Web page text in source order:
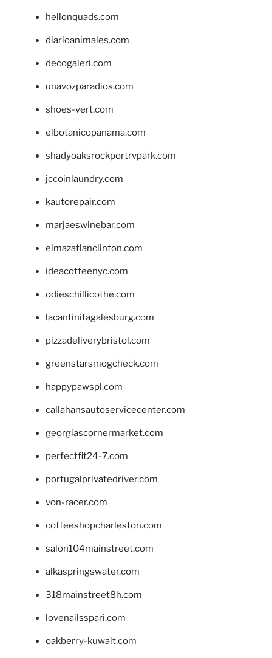
hellonquads.com
diarioanimales.com
decogaleri.com
unavozparadios.com
shoes-vert.com
elbotanicopanama.com
shadyoaksrockportrvpark.com
jccoinlaundry.com
kautorepair.com
marjaeswinebar.com
elmazatlanclinton.com
ideacoffeenyc.com
odieschillicothe.com
lacantinitagalesburg.com
pizzadeliverybristol.com
greenstarsmogcheck.com
happypawspl.com
callahansautoservicecenter.com
georgiascornermarket.com
perfectfit24-7.com
portugalprivatedriver.com
von-racer.com
coffeeshopcharleston.com
salon104mainstreet.com
alkaspringswater.com
318mainstreet8h.com
lovenailsspari.com
oakberry-kuwait.com